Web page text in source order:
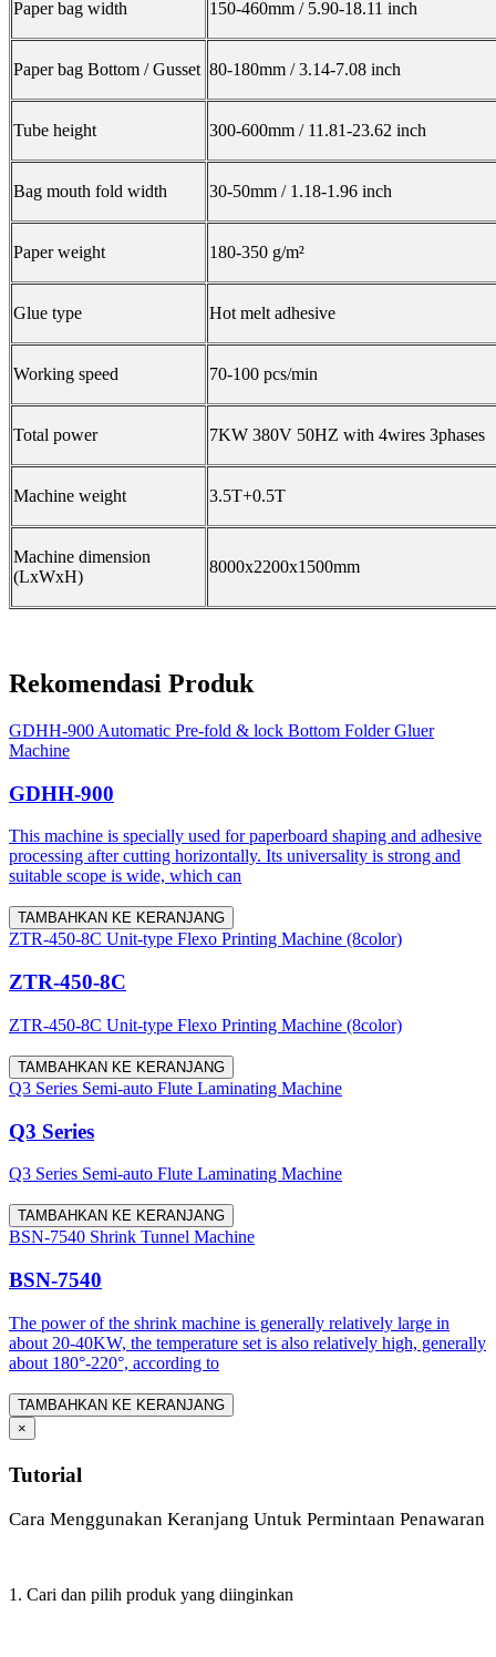
Paper bag width 150-460mm / 5.90-18.11 inch
Paper bag Bottom / Gusset 80-180mm / 3.14-7.08 inch
Tube height 300-600mm / 11.81-23.62 inch
Bag mouth fold width 30-50mm / 1.18-1.96 inch
Paper weight 180-350 g/m²
Glue type Hot melt adhesive
Working speed 70-100 pcs/min
Total power 7KW 380V 50HZ with 4wires 3phases
Machine weight 3.5T+0.5T
Machine dimension
(LxWxH)
8000x2200x1500mm
Rekomendasi Produk
GDHH-900 Automatic Pre-fold & lock Bottom Folder Gluer
Machine
GDHH-900
This machine is specially used for paperboard shaping and adhesive
processing after cutting horizontally. Its universality is strong and
suitable scope is wide, which can
TAMBAHKAN KE KERANJANG
ZTR-450-8C Unit-type Flexo Printing Machine (8color)
ZTR-450-8C
ZTR-450-8C Unit-type Flexo Printing Machine (8color)
TAMBAHKAN KE KERANJANG
Q3 Series Semi-auto Flute Laminating Machine
Q3 Series
Q3 Series Semi-auto Flute Laminating Machine
TAMBAHKAN KE KERANJANG
BSN-7540 Shrink Tunnel Machine
BSN-7540
The power of the shrink machine is generally relatively large in
about 20-40KW, the temperature set is also relatively high, generally
about 180°-220°, according to
TAMBAHKAN KE KERANJANG
×
Tutorial
Cara Menggunakan Keranjang Untuk Permintaan Penawaran
1. Cari dan pilih produk yang diinginkan